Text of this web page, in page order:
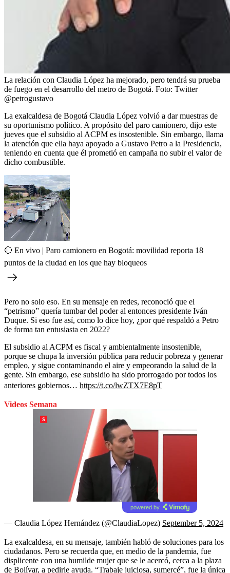
La relación con Claudia López ha mejorado, pero tendrá su prueba
de fuego en el desarrollo del metro de Bogotá. Foto: Twitter
@petrogustavo
La exalcaldesa de Bogotá Claudia López volvió a dar muestras de
su oportunismo político. A propósito del paro camionero, dijo este
jueves que el subsidio al ACPM es insostenible. Sin embargo, llama
la atención que ella haya apoyado a Gustavo Petro a la Presidencia,
teniendo en cuenta que él prometió en campaña no subir el valor de
dicho combustible.
🔴 En vivo | Paro camionero en Bogotá: movilidad reporta 18
puntos de la ciudad en los que hay bloqueos
Pero no solo eso. En su mensaje en redes, reconoció que el
“petrismo” quería tumbar del poder al entonces presidente Iván
Duque. Si eso fue así, como lo dice hoy, ¿por qué respaldó a Petro
de forma tan entusiasta en 2022?
El subsidio al ACPM es fiscal y ambientalmente insostenible,
porque se chupa la inversión pública para reducir pobreza y generar
empleo, y sigue contaminando el aire y empeorando la salud de la
gente. Sin embargo, ese subsidio ha sido prorrogado por todos los
anteriores gobiernos… https://t.co/lwZTX7E8pT
Videos Semana
powered by
— Claudia López Hernández (@ClaudiaLopez) September 5, 2024
La exalcaldesa, en su mensaje, también habló de soluciones para los
ciudadanos. Pero se recuerda que, en medio de la pandemia, fue
displicente con una humilde mujer que se le acercó, cerca a la plaza
de Bolívar, a pedirle ayuda. “Trabaje juiciosa, sumercé”, fue la única